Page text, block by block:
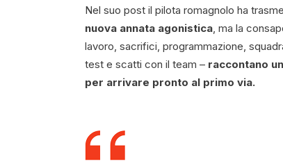
Nel suo post il pilota romagnolo ha
nuova annata agonistica, ma la
lavoro, sacrifici, programmazione,
test e scatti con il team – raccontano
per arrivare pronto al primo via.